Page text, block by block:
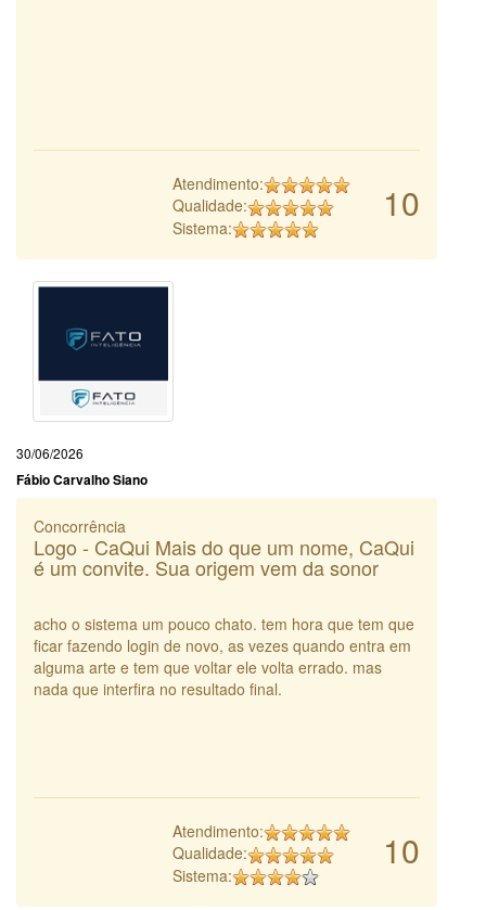
10
Atendimento:
Qualidade:
Sistema:
30/06/2026
Fábio Carvalho Siano
Concorrência
Logo - CaQui Mais do que um nome, CaQui
é um convite. Sua origem vem da sonor
acho o sistema um pouco chato. tem hora que tem que
ficar fazendo login de novo, as vezes quando entra em
alguma arte e tem que voltar ele volta errado. mas
nada que interfira no resultado final.
10
Atendimento:
Qualidade:
Sistema: